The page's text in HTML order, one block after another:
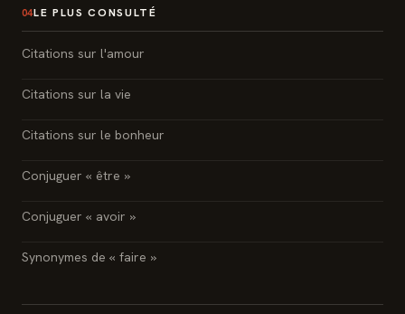
04LE PLUS CONSULTÉ
Citations sur l'amour
Citations sur la vie
Citations sur le bonheur
Conjuguer « être »
Conjuguer « avoir »
Synonymes de « faire »